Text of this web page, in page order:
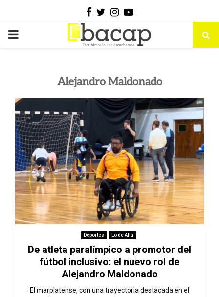
Facebook
Twitter
Instagram
Youtube
PRIMARY
Alejandro Maldonado
Deportes Lo de Allá
De atleta paralímpico a promotor del
fútbol inclusivo: el nuevo rol de
Alejandro Maldonado
El marplatense, con una trayectoria destacada en el